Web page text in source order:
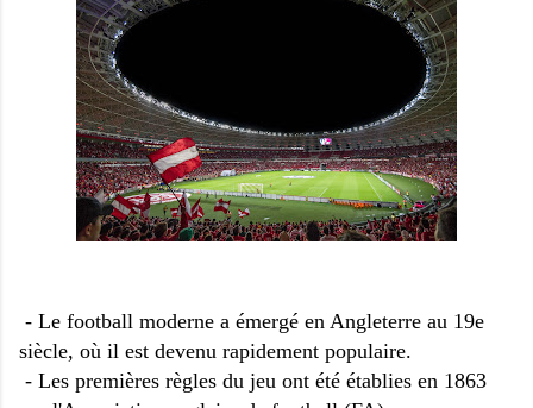
- Le football moderne a émergé en Angleterre au 19e
siècle, où il est devenu rapidement populaire.
- Les premières règles du jeu ont été établies en 1863